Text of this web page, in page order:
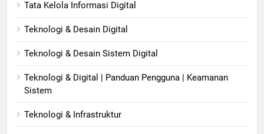
Tata Kelola Informasi Digital
Teknologi & Desain Digital
Teknologi & Desain Sistem Digital
Teknologi & Digital | Panduan Pengguna | Keamanan
Sistem
Teknologi & Infrastruktur